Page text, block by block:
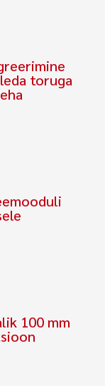
toruga
100 mm